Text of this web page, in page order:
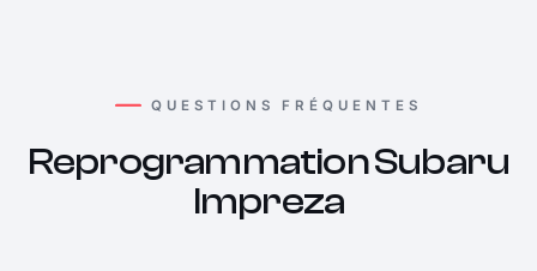
QUESTIONS FRÉQUENTES
Reprogrammation Subaru
Impreza